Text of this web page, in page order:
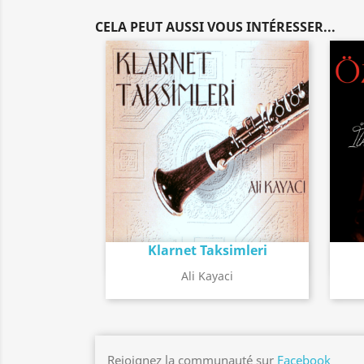
CELA PEUT AUSSI VOUS INTÉRESSER...
Klarnet Taksimleri
Ali Kayaci
searchDétail de l'album
Rejoignez la communauté sur Facebook